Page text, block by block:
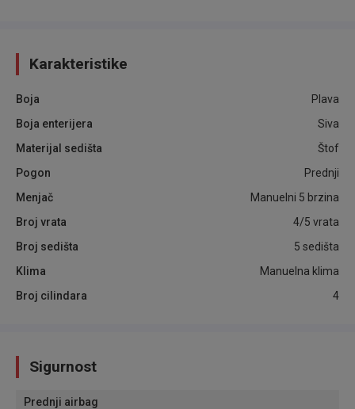
Karakteristike
Boja
Plava
Boja enterijera
Siva
Materijal sedišta
Štof
Pogon
Prednji
Menjač
Manuelni 5 brzina
Broj vrata
4/5 vrata
Broj sedišta
5 sedišta
Klima
Manuelna klima
Broj cilindara
4
Sigurnost
Prednji airbag